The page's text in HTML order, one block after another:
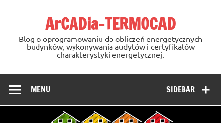
ArCADia-TERMOCAD
Blog o oprogramowaniu do obliczeń energetycznych
budynków, wykonywania audytów i certyfikatów
charakterystyki energetycznej.
SIDEBAR
MENU